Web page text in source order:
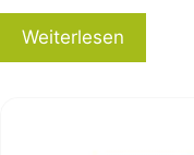
Weiterlesen